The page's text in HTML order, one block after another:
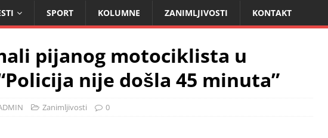
SPORT KOLUMNE ZANIMLJIVOSTI KONTAKT
pijanog motociklista u
nije došla 45 minuta”
Zanimljivosti 0